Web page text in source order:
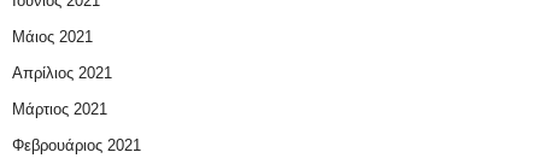
Μάιος 2021
Απρίλιος 2021
Μάρτιος 2021
Φεβρουάριος 2021